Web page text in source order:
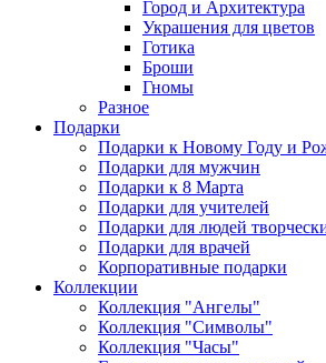
Город и Архитектура
Украшения для цветов
Готика
Броши
Гномы
Разное
Подарки
Подарки к Новому Году и
Подарки для мужчин
Подарки к 8 Марта
Подарки для учителей
Подарки для людей
Подарки для врачей
Корпоративные подарки
Коллекции
Коллекция "Ангелы"
Коллекция "Символы"
Коллекция "Часы"